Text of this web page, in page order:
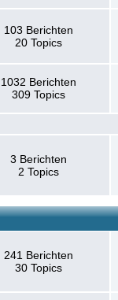
103 Berichten
20 Topics
1032 Berichten
309 Topics
3 Berichten
2 Topics
241 Berichten
30 Topics